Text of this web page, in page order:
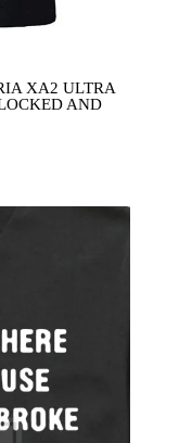
XA2 ULTRA
AND